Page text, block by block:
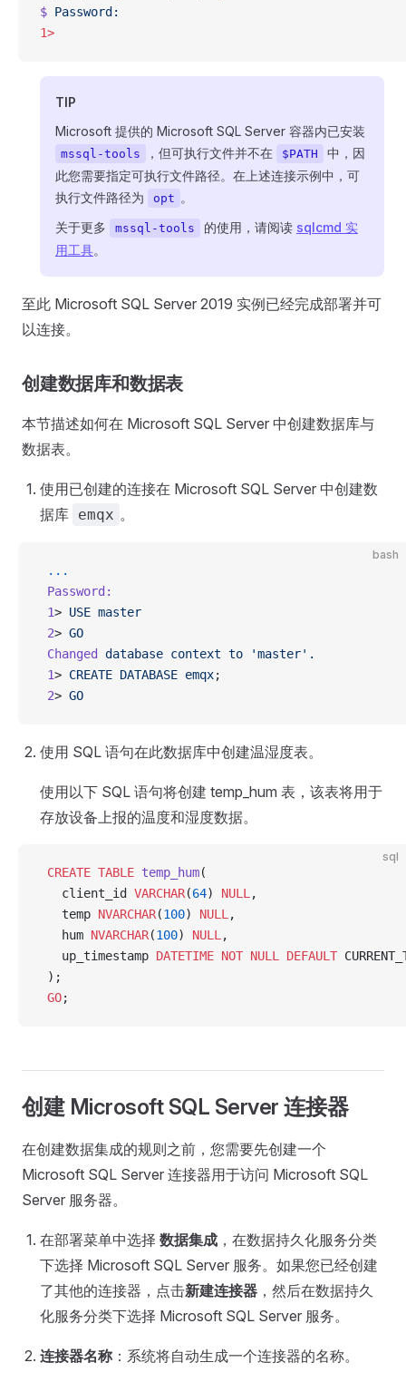
$ Password:
1>
TIP
Microsoft 提供的 Microsoft SQL Server 容器内已安装
mssql-tools ，但可执行文件并不在 $PATH
中，因
此您需要指定可执行文件路径。在上述连接示例中，可
执行文件路径为
opt 。
关于更多
mssql-tools 的使用，请阅读 sqlcmd 实
用工具。
至此 Microsoft SQL Server 2019 实例已经完成部署并可
以连接。
创建数据库和数据表
本节描述如何在 Microsoft SQL Server 中创建数据库与
数据表。
使用已创建的连接在 Microsoft SQL Server 中创建数
据库 emqx 。
bash
...
Password:
1> USE master
2> GO
Changed
database context to 'master'.
1> CREATE DATABASE emqx;
2> GO
使用 SQL 语句在此数据库中创建温湿度表。
使用以下 SQL 语句将创建 temp_hum 表，该表将用于
存放设备上报的温度和湿度数据。
sql
CREATE TABLE temp_hum(
   client_id
VARCHAR(64) NULL,
   temp
NVARCHAR(100) NULL,
   hum
NVARCHAR(100) NULL,
   up_timestamp
DATETIME NOT NULL DEFAULT
);
GO;
创建 Microsoft SQL Server 连接器
在创建数据集成的规则之前，您需要先创建一个
Microsoft SQL Server 连接器用于访问 Microsoft SQL
Server 服务器。
在部署菜单中选择 数据集成 ，在数据持久化服务分类
下选择 Microsoft SQL Server 服务。如果您已经创建
了其他的连接器，点击新建连接器 ，然后在数据持久
化服务分类下选择 Microsoft SQL Server 服务。
连接器名称 ：系统将自动生成一个连接器的名称。